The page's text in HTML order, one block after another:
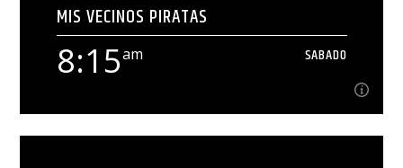
[...]
Ver Más
MIS VECINOS PIRATAS
8:15am SABADO
8:15am SABADO